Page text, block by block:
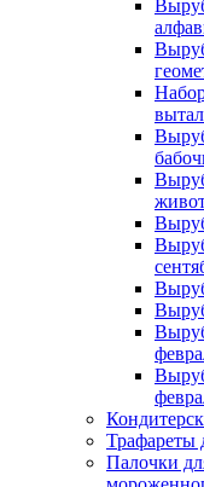
Трафареты
Палочки